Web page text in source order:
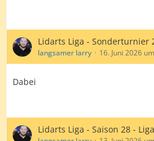
Lidarts Liga - Sonderturnier
langsamer larry 16. Juni 2026
Dabei
Lidarts Liga - Saison 28 -